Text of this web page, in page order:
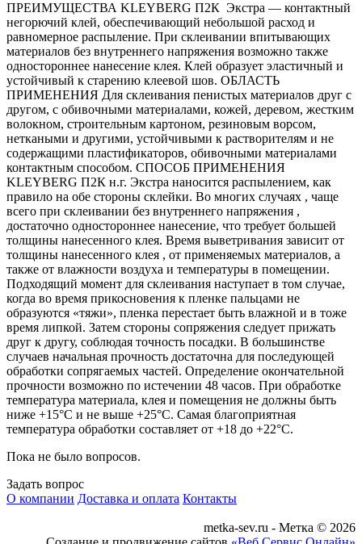
ПРЕИМУЩЕСТВА KLEYBERG П2К Экстра — контактный
негорючий клей, обеспечивающий небольшой расход и
равномерное распыление. При склеивании впитывающих
материалов без внутреннего напряжения возможно также
одностороннее нанесение клея. Клей образует эластичный и
устойчивый к старению клеевой шов. ОБЛАСТЬ
ПРИМЕНЕНИЯ Для склеивания пенистых материалов друг с
другом, с обивочными материалами, кожей, деревом, жестким
волокном, строительным картоном, резиновым ворсом,
неткаными и другими, устойчивыми к растворителям и не
содержащими пластификаторов, обивочными материалами
контактным способом. СПОСОБ ПРИМЕНЕНИЯ
KLEYBERG П2К н.г. Экстра наносится распылением, как
правило на обе стороны склейки. Во многих случаях , чаще
всего при склеивании без внутреннего напряжения ,
достаточно одностороннее нанесение, что требует большей
толщины нанесенного клея. Время выветривания зависит от
толщины нанесенного клея , от применяемых материалов, а
также от влажности воздуха и температуры в помещении.
Подходящий момент для склеивания наступает в том случае,
когда во время прикосновения к пленке пальцами не
образуются «тяжи», пленка перестает быть влажной и в тоже
время липкой. Затем стороны сопряжения следует прижать
друг к другу, соблюдая точность посадки. В большинстве
случаев начальная прочность достаточна для последующей
обработки сопрягаемых частей. Определение окончательной
прочности возможно по истечении 48 часов. При обработке
температура материала, клея и помещения не должны быть
ниже +15°С и не выше +25°С. Самая благоприятная
температура обработки составляет от +18 до +22°С.
Пока не было вопросов.
Задать вопрос
О компании Доставка и оплата Контакты
metka-sev.ru - Метка © 2026